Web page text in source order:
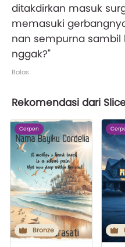
ditakdirkan masuk
memasuki
nan sempurna sambil
nggak?"
Balas
Rekomendasi dari
Cerpen
Bronze